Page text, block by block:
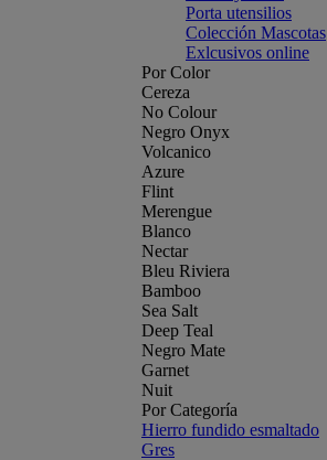
Porta utensilios
Colección Mascotas
Exlcusivos online
Por Color
Cereza
No Colour
Negro Onyx
Volcanico
Azure
Flint
Merengue
Blanco
Nectar
Bleu Riviera
Bamboo
Sea Salt
Deep Teal
Negro Mate
Garnet
Nuit
Por Categoría
Hierro fundido esmaltado
Gres